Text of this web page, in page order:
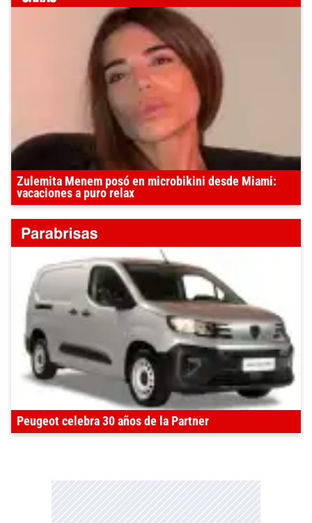
Zulemita Menem posó en microbikini desde Miami:
vacaciones a puro relax
Peugeot celebra 30 años de la Partner